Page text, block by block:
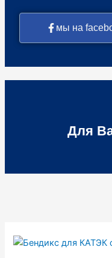
мы на
Для
Количество